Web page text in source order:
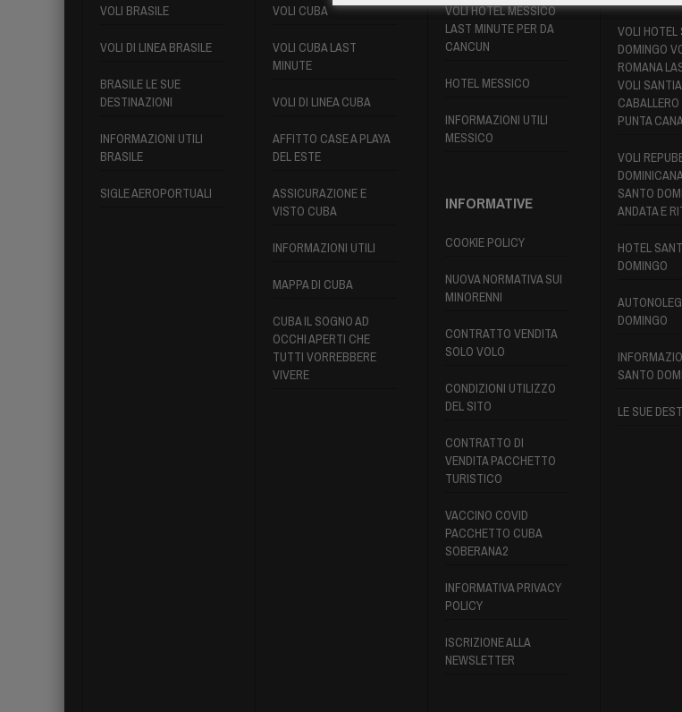
VOLI BRASILE
VOLI DI LINEA BRASILE
BRASILE LE SUE
DESTINAZIONI
INFORMAZIONI UTILI
BRASILE
SIGLE AEROPORTUALI
VOLI CUBA
VOLI CUBA LAST
MINUTE
VOLI DI LINEA CUBA
AFFITTO CASE A PLAYA
DEL ESTE
ASSICURAZIONE E
VISTO CUBA
INFORMAZIONI UTILI
MAPPA DI CUBA
CUBA IL SOGNO AD
OCCHI APERTI CHE
TUTTI VORREBBERE
VIVERE
VOLI HOTEL MESSICO
LAST MINUTE PER DA
CANCUN
HOTEL MESSICO
INFORMAZIONI UTILI
MESSICO
INFORMATIVE
COOKIE POLICY
NUOVA NORMATIVA SUI
MINORENNI
CONTRATTO VENDITA
SOLO VOLO
CONDIZIONI UTILIZZO
DEL SITO
CONTRATTO DI
VENDITA PACCHETTO
TURISTICO
VACCINO COVID
PACCHETTO CUBA
SOBERANA2
INFORMATIVA PRIVACY
POLICY
ISCRIZIONE ALLA
NEWSLETTER
VOLI HOTEL
DOMINGO
ROMANA
VOLI
CABALLERO
PUNTA
VOLI
SANTO
ANDATA E
HOTEL
DOMINGO
DOMINGO
SANTO
LE SUE